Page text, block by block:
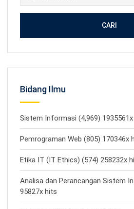
CARI
Bidang Ilmu
Sistem Informasi (4,969)
Pemrograman Web (805) 170346x
Etika IT (IT Ethics) (574) 258232x
Analisa dan Perancangan Sistem
95827x hits